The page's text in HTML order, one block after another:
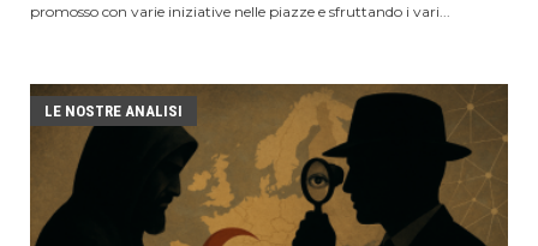
promosso con varie iniziative nelle piazze e sfruttando i vari...
LE NOSTRE ANALISI